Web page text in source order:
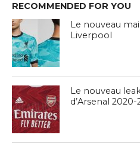
RECOMMENDED FOR YOU
Le nouveau
Liverpool
Le nouveau
d’Arsenal 2020-